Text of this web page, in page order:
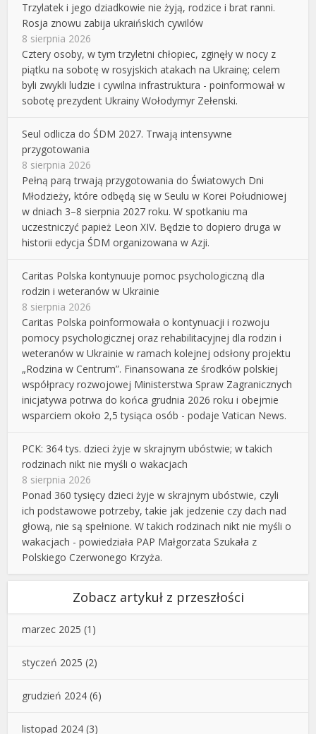
Trzylatek i jego dziadkowie nie żyją, rodzice i brat ranni.
Rosja znowu zabija ukraińskich cywilów
8 sierpnia 2026
Cztery osoby, w tym trzyletni chłopiec, zginęły w nocy z
piątku na sobotę w rosyjskich atakach na Ukrainę; celem
byli zwykli ludzie i cywilna infrastruktura - poinformował w
sobotę prezydent Ukrainy Wołodymyr Zełenski.
Seul odlicza do ŚDM 2027. Trwają intensywne
przygotowania
8 sierpnia 2026
Pełną parą trwają przygotowania do Światowych Dni
Młodzieży, które odbędą się w Seulu w Korei Południowej
w dniach 3–8 sierpnia 2027 roku. W spotkaniu ma
uczestniczyć papież Leon XIV. Będzie to dopiero druga w
historii edycja ŚDM organizowana w Azji.
Caritas Polska kontynuuje pomoc psychologiczną dla
rodzin i weteranów w Ukrainie
8 sierpnia 2026
Caritas Polska poinformowała o kontynuacji i rozwoju
pomocy psychologicznej oraz rehabilitacyjnej dla rodzin i
weteranów w Ukrainie w ramach kolejnej odsłony projektu
„Rodzina w Centrum”. Finansowana ze środków polskiej
współpracy rozwojowej Ministerstwa Spraw Zagranicznych
inicjatywa potrwa do końca grudnia 2026 roku i obejmie
wsparciem około 2,5 tysiąca osób - podaje Vatican News.
PCK: 364 tys. dzieci żyje w skrajnym ubóstwie; w takich
rodzinach nikt nie myśli o wakacjach
8 sierpnia 2026
Ponad 360 tysięcy dzieci żyje w skrajnym ubóstwie, czyli
ich podstawowe potrzeby, takie jak jedzenie czy dach nad
głową, nie są spełnione. W takich rodzinach nikt nie myśli o
wakacjach - powiedziała PAP Małgorzata Szukała z
Polskiego Czerwonego Krzyża.
Zobacz artykuł z przeszłości
marzec 2025 (1)
styczeń 2025 (2)
grudzień 2024 (6)
listopad 2024 (3)